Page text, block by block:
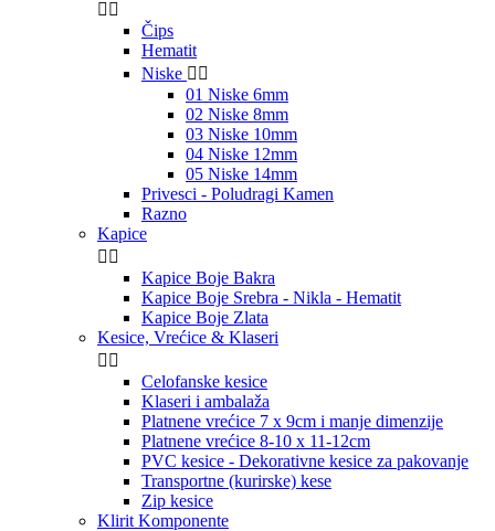
 
Čips
Hematit
Niske  
01 Niske 6mm
02 Niske 8mm
03 Niske 10mm
04 Niske 12mm
05 Niske 14mm
Privesci - Poludragi Kamen
Razno
Kapice
 
Kapice Boje Bakra
Kapice Boje Srebra - Nikla - Hematit
Kapice Boje Zlata
Kesice, Vrećice & Klaseri
 
Celofanske kesice
Klaseri i ambalaža
Platnene vrećice 7 x 9cm i manje dimenzije
Platnene vrećice 8-10 x 11-12cm
PVC kesice - Dekorativne kesice za pakovanje
Transportne (kurirske) kese
Zip kesice
Klirit Komponente